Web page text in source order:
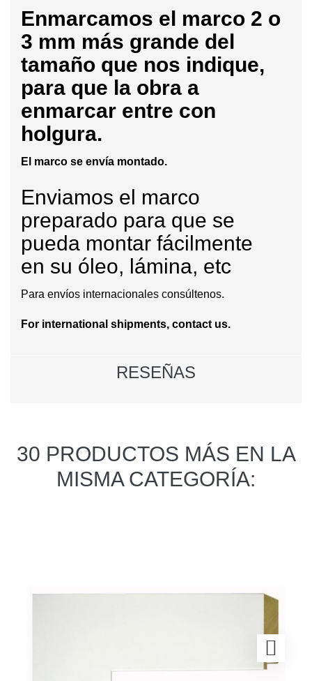
Enmarcamos el marco 2 o
3 mm más grande del
tamaño que nos indique,
para que la obra a
enmarcar entre con
holgura.
El marco se envía montado.
Enviamos el marco
preparado para que se
pueda montar fácilmente
en su óleo, lámina, etc
Para envíos internacionales consúltenos.
For international shipments, contact us.
RESEÑAS
30 PRODUCTOS MÁS EN LA
MISMA CATEGORÍA: